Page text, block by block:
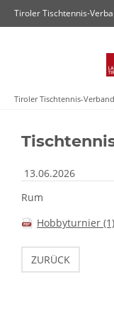
Tiroler Tischtennis-
Tiroler Tischtennis-Verband
13.06.2026
Rum
Hobbyturnier
ZURÜCK